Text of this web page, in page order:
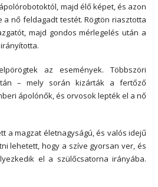
majd élő képet, és azon
nő feldagadt testét. Rögtön riasztotta
majd gondos mérlegelés után a
az események. Többszöri
– mely során kizárták a fertőző
ápolónők, és orvosok lepték el a nő
a magzat életnagyságú, és valós idejű
lehetett, hogy a szíve gyorsan ver, és
el a szülőcsatorna irányába.